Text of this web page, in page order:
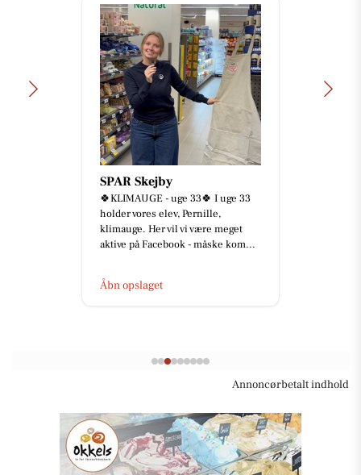
SPAR Skejby
🍀KLIMAUGE - uge 33🍀 I uge 33
holder vores elev, Pernille,
klimauge. Her vil vi være meget
aktive på Facebook - måske kom...
Åbn opslaget
Annoncørbetalt indhold